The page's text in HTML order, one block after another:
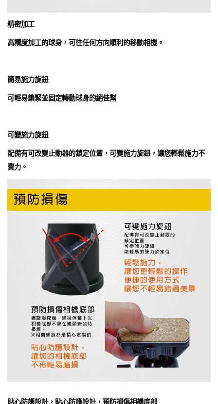
精密加工
高精度加工的球身，可往任何方向順利的移動相機。
簡易施力旋鈕
可輕易鎖緊並固定轉動球身的絕佳幫
可變施力旋鈕
配備有可改變止動器的鎖定位置，可變施力旋鈕，讓您輕鬆施力不
費力。
貼心防護設計，貼心防護設計，預防損傷相機底部